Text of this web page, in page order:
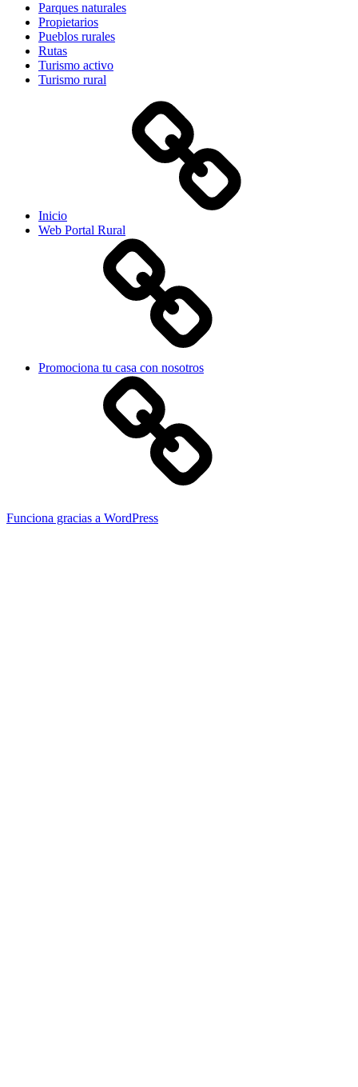
Parques naturales
Propietarios
Pueblos rurales
Rutas
Turismo activo
Turismo rural
Inicio
Web Portal Rural
Promociona tu casa con nosotros
Funciona gracias a WordPress